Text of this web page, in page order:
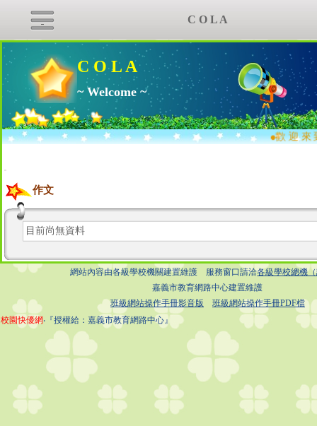
C O L A
~ Welcome ~
●歡 迎 來
:::
作文
目前尚無資料
網站內容由各級學校機關建置維護 服務窗口請洽各級學校總機
嘉義市教育網路中心建置維護
班級網站操作手冊影音版
班級網站操作手冊PDF檔
校園快優網‧『授權給：嘉義市教育網路中心』
C O L A